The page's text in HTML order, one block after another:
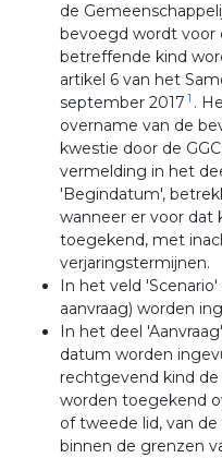
de
bevoegd wordt voor
betreffende kind
artikel 6 van het
september 2017 1 .
overname van de
kwestie door de
vermelding in het
'Begindatum',
wanneer er voor dat
toegekend, met
verjaringstermijnen.
In het veld
aanvraag) worden
In het deel
datum worden
rechtgevend kind de
worden toegekend
of tweede lid, van de
binnen de grenzen